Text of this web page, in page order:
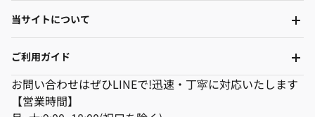
当サイトについて
ご利用ガイド
お問い合わせはぜひLINEで!迅速・丁寜に対応いたします
【営業時間】